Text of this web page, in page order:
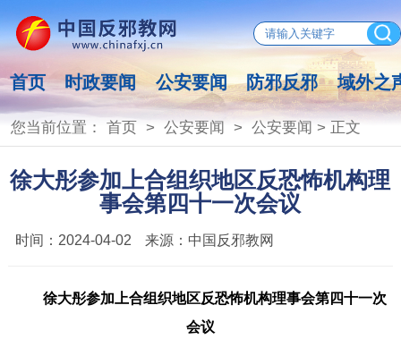
首页 时政要闻 公安要闻 防邪反邪 域外之
您当前位置： 首页> 公安要闻 > 公安要闻 > 正文
徐大彤参加上合组织地区反恐怖机构理
事会第四十一次会议
时间： 2024-04-02 来源： 中国反邪教网
徐大彤参加上合组织地区反恐怖机构理事会第四十一次
会议